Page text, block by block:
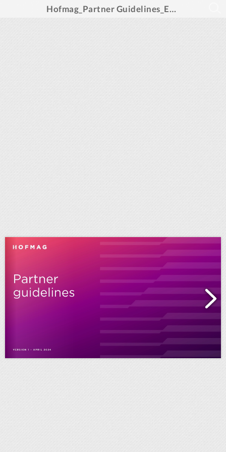
Hofmag_Partner Guidelines_English_29.04.2024